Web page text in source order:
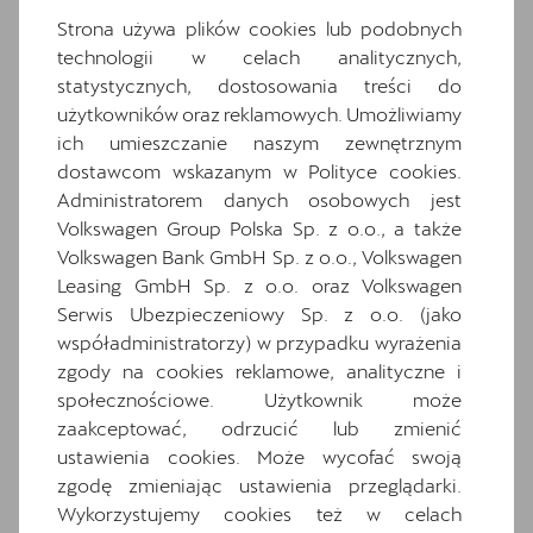
Deska rozdzielcza z górna czescia w kolorze
Petrol Blue z przeszyciem w kolorze miedzi
Dwupoziomowa podloga bagaznika
Gniazdo 230V w bagazniku
Hybrid drive system mHEV
Informacje o oponach
Komplet dywaników
Operating permit, alteration
Opony 225/40 R18
Oslony przeciwsloneczne kierowcy i
pasazera z zamykanymi i podswietlanymi
lusterkami
Oswietlenie powitalne LED w lusterkach
bocznych
Schowek z funkcją bezprzewodowego
Strona używa plików cookies lub podobnych
technologii w celach analitycznych,
statystycznych, dostosowania treści do
użytkowników oraz reklamowych. Umożliwiamy
ich umieszczanie naszym zewnętrznym
dostawcom wskazanym w Polityce cookies.
Administratorem danych osobowych jest
Volkswagen Group Polska Sp. z o.o., a także
Volkswagen Bank GmbH Sp. z o.o., Volkswagen
Leasing GmbH Sp. z o.o. oraz Volkswagen
Serwis Ubezpieczeniowy Sp. z o.o. (jako
współadministratorzy) w przypadku wyrażenia
zgody na cookies reklamowe, analityczne i
społecznościowe. Użytkownik może
zaakceptować, odrzucić lub zmienić
ustawienia cookies. Może wycofać swoją
zgodę zmieniając ustawienia przeglądarki.
Wykorzystujemy cookies też w celach